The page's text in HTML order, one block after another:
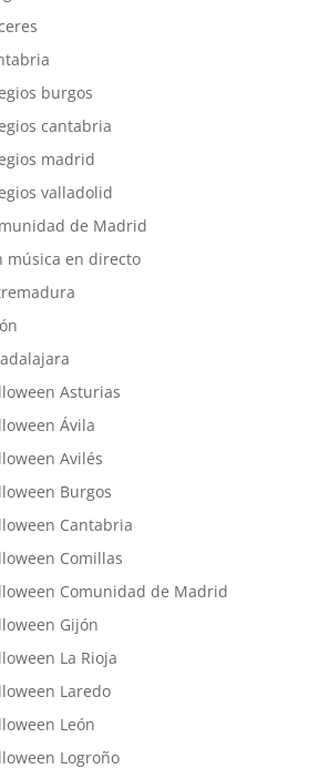
burgos
cantabria
madrid
valladolid
de Madrid
música en directo
Asturias
Ávila
Avilés
Burgos
Cantabria
Comillas
Comunidad de Madrid
Gijón
La Rioja
Laredo
León
Logroño